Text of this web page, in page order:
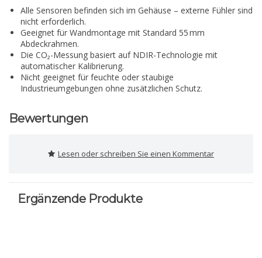
Alle Sensoren befinden sich im Gehäuse – externe Fühler sind
nicht erforderlich.
Geeignet für Wandmontage mit Standard 55 mm
Abdeckrahmen.
Die CO₂-Messung basiert auf NDIR-Technologie mit
automatischer Kalibrierung.
Nicht geeignet für feuchte oder staubige
Industrieumgebungen ohne zusätzlichen Schutz.
Bewertungen
Lesen oder schreiben Sie einen Kommentar
Ergänzende Produkte